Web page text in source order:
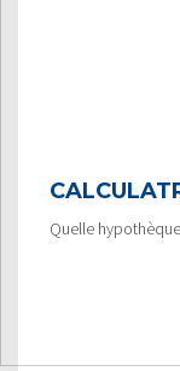
Quelle